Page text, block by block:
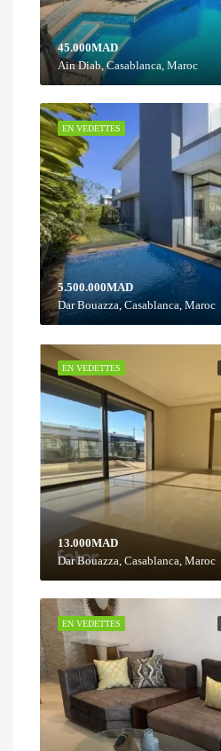
45.000MAD
Ain Diab, Casablanca, Maroc
EN VEDETTES
5.500.000MAD
Dar Bouazza, Casablanca, Maroc
EN VEDETTES
13.000MAD
Dar Bouazza, Casablanca, Maroc
EN VEDETTES